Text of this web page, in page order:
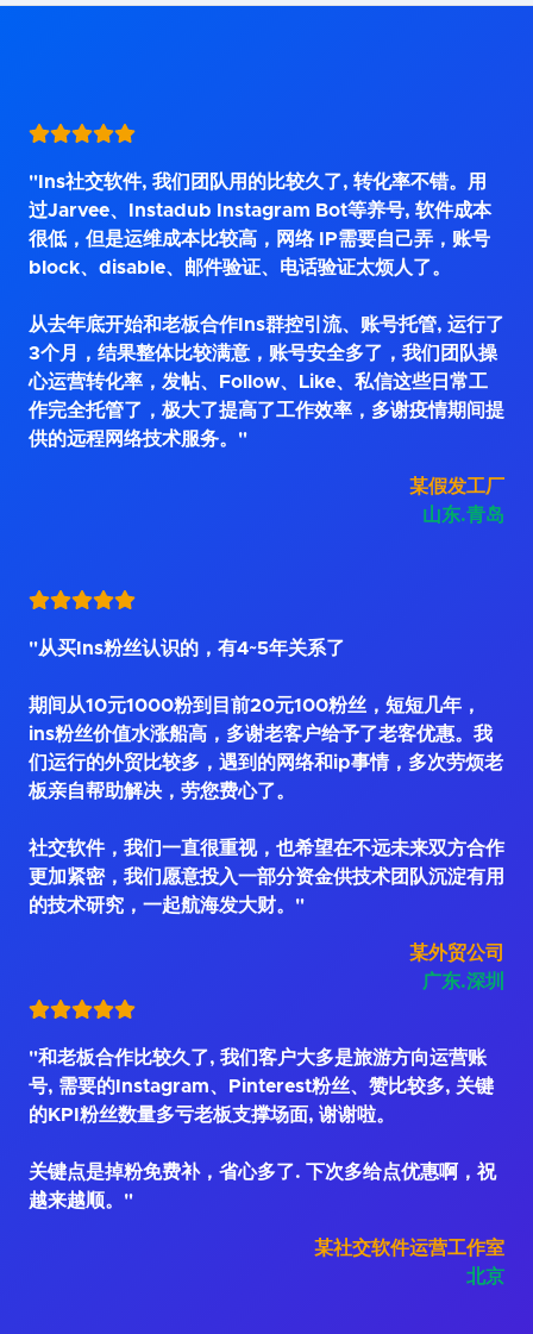
"Ins社交软件, 我们团队用的比较久了, 转化率不错。用
过Jarvee、Instadub Instagram Bot等养号, 软件成本
很低，但是运维成本比较高，网络 IP需要自己弄，账号
block、disable、邮件验证、电话验证太烦人了。
从去年底开始和老板合作Ins群控引流、账号托管, 运行了
3个月，结果整体比较满意，账号安全多了，我们团队操
心运营转化率，发帖、Follow、Like、私信这些日常工
作完全托管了，极大了提高了工作效率，多谢疫情期间提
供的远程网络技术服务。"
某假发工厂
山东.青岛
"从买Ins粉丝认识的，有4~5年关系了
期间从10元1000粉到目前20元100粉丝，短短几年，
ins粉丝价值水涨船高，多谢老客户给予了老客优惠。我
们运行的外贸比较多，遇到的网络和ip事情，多次劳烦老
板亲自帮助解决，劳您费心了。
社交软件，我们一直很重视，也希望在不远未来双方合作
更加紧密，我们愿意投入一部分资金供技术团队沉淀有用
的技术研究，一起航海发大财。"
某外贸公司
广东.深圳
"和老板合作比较久了, 我们客户大多是旅游方向运营账
号, 需要的Instagram、Pinterest粉丝、赞比较多, 关键
的KPI粉丝数量多亏老板支撑场面, 谢谢啦。
关键点是掉粉免费补，省心多了. 下次多给点优惠啊，祝
越来越顺。"
某社交软件运营工作室
北京